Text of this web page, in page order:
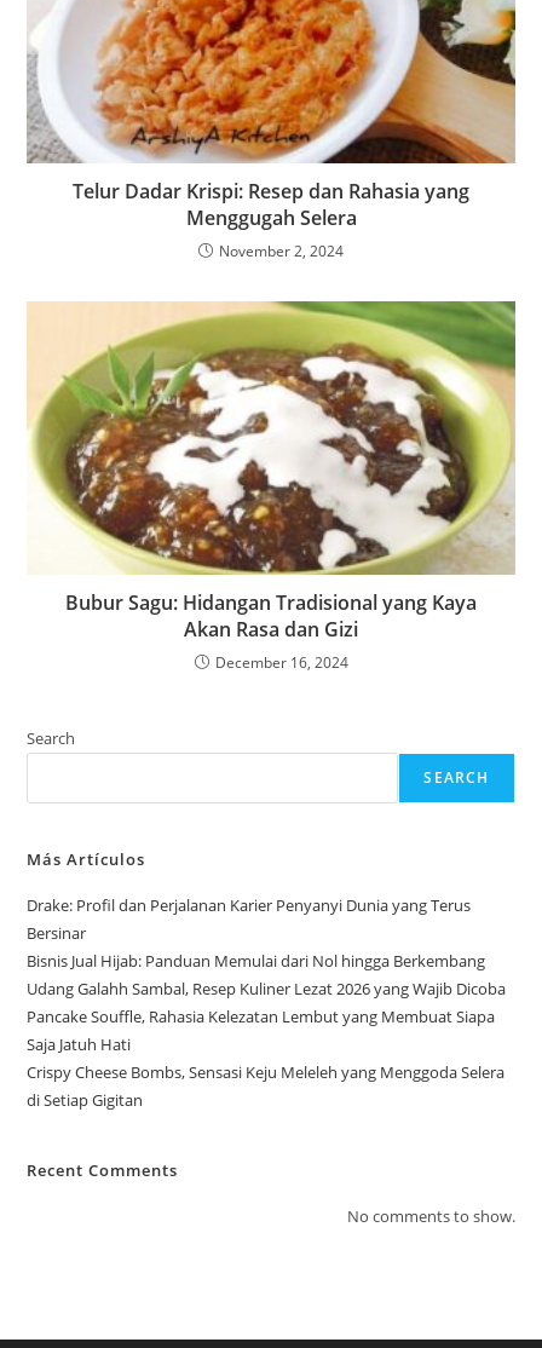
Telur Dadar Krispi: Resep dan Rahasia yang
Menggugah Selera
November 2, 2024
Bubur Sagu: Hidangan Tradisional yang Kaya
Akan Rasa dan Gizi
December 16, 2024
Search
SEARCH
Más Artículos
Drake: Profil dan Perjalanan Karier Penyanyi Dunia yang Terus
Bersinar
Bisnis Jual Hijab: Panduan Memulai dari Nol hingga Berkembang
Udang Galahh Sambal, Resep Kuliner Lezat 2026 yang Wajib Dicoba
Pancake Souffle, Rahasia Kelezatan Lembut yang Membuat Siapa
Saja Jatuh Hati
Crispy Cheese Bombs, Sensasi Keju Meleleh yang Menggoda Selera
di Setiap Gigitan
Recent Comments
No comments to show.